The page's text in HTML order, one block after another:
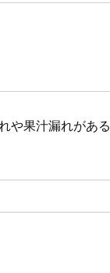
や果汁漏れがあ